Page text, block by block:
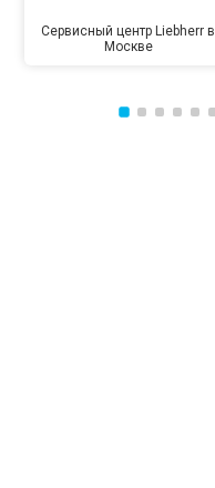
Сервисный центр Liebherr в
Москве